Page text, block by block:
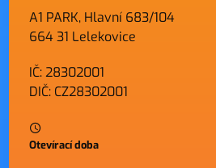
A1 PARK, Hlavní 683/104
664 31 Lelekovice
IČ: 28302001
DIČ: CZ28302001
Otevírací doba